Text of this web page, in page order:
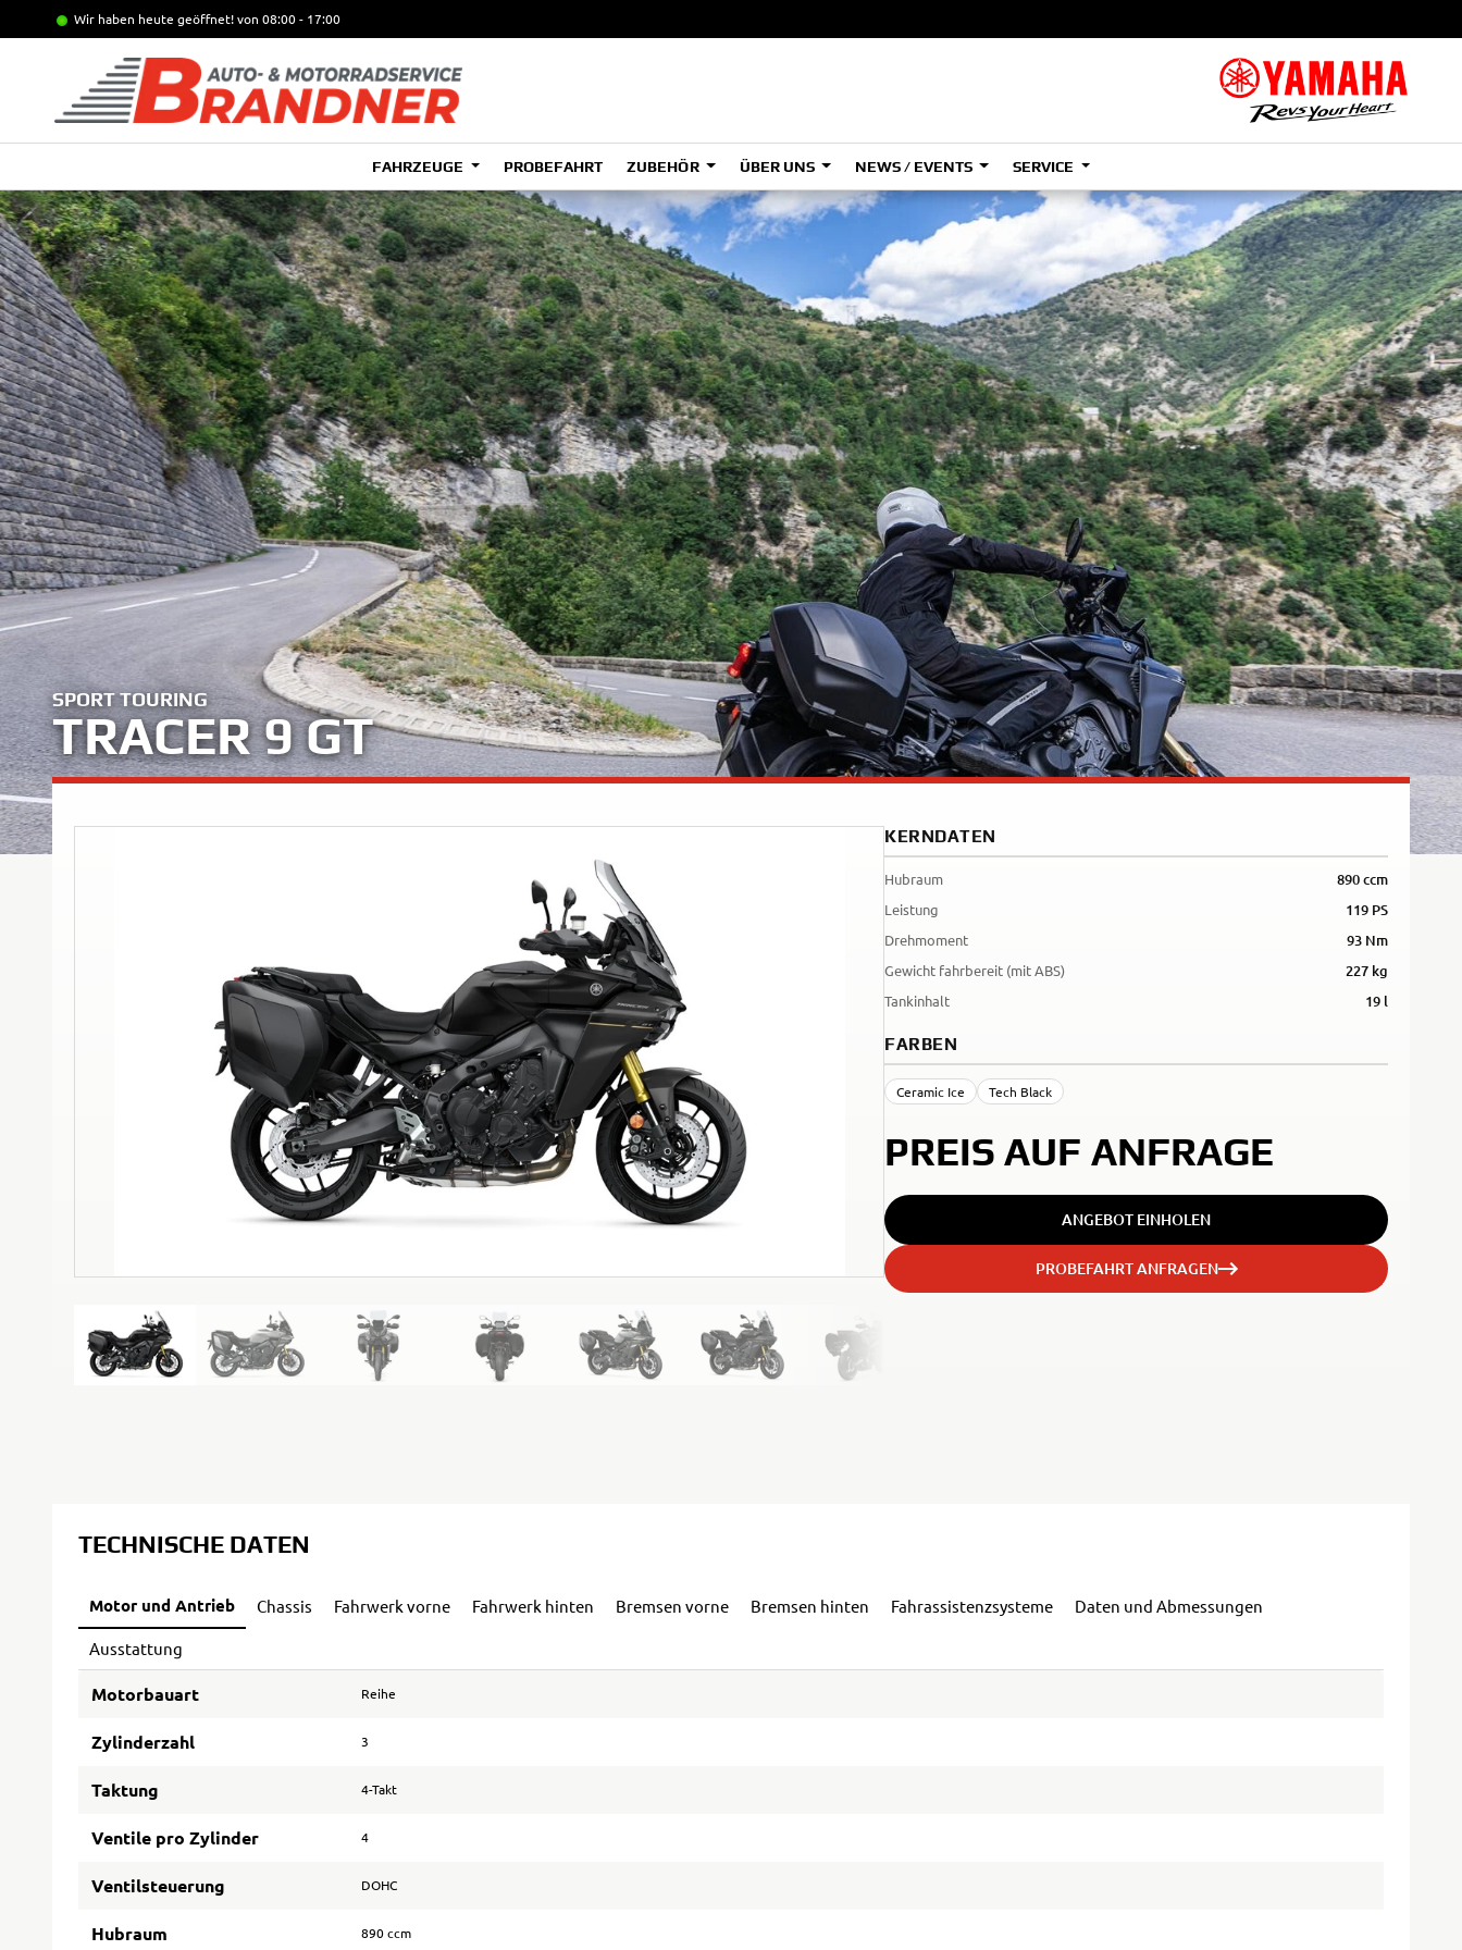
Wir haben heute geöffnet!von 08:00 - 17:00
FAHRZEUGE
ADVENTURE
HYPER NAKED
OFFROAD COMPETITION
SPORT HERITAGE
SPORT TOURING
SUPERSPORT
A
Tenere
700
Tenere
700
(Low)
A2
Tenere
700
(Low)
35kW
A2
Tenere
700
35kW
A
Tenere
700
Rally
A2
Tenere
700
Rally
35kW
A
Tenere
700
World
Raid
A1
WR125R
PROBEFAHRT ZUBEHÖR ÜBER UNS NEWS / EVENTS SERVICE
SPORT TOURING
TRACER 9 GT
KERNDATEN
Hubraum 890 ccm
Leistung 119 PS
Drehmoment 93 Nm
Gewicht fahrbereit (mit ABS) 227 kg
Tankinhalt 19 l
FARBEN
Ceramic Ice Tech Black
PREIS AUF ANFRAGE
ANGEBOT EINHOLEN
PROBEFAHRT ANFRAGEN
TECHNISCHE DATEN
Motor und Antrieb Chassis Fahrwerk vorne Fahrwerk hinten Bremsen vorne Bremsen hinten Fahrassistenzsysteme Daten und Abmessungen
Ausstattung
Motorbauart Reihe
Zylinderzahl 3
Taktung 4-Takt
Ventile pro Zylinder 4
Ventilsteuerung DOHC
Hubraum 890 ccm